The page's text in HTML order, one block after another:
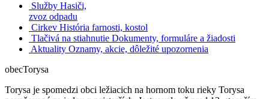
Služby Hasiči,
zvoz odpadu
Cirkev História farnosti, kostol
Tlačivá na stiahnutie Dokumenty, formuláre a žiadosti
Aktuality Oznamy, akcie, dôležité upozornenia
obecTorysa
Torysa je spomedzi obci ležiacich na hornom toku rieky Torysa